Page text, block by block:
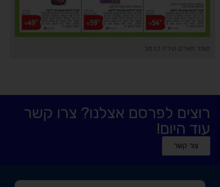
סופר פארם טירת כרמל
רוצים לפרסם אצלנו? צרו קשר
עוד היום!
צור קשר